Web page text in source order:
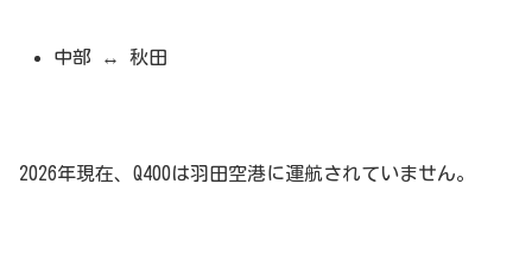
中部 ↔ 秋田
2026年現在、Q400は羽田空港に運航されていません。